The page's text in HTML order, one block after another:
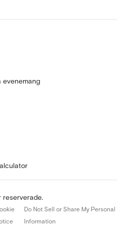
evenemang
Do Not Sell or Share My Personal
Information